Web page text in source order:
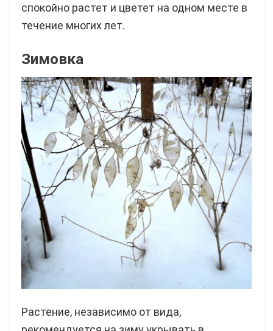
спокойно растет и цветет на одном месте в
течение многих лет.
Зимовка
Растение, независимо от вида,